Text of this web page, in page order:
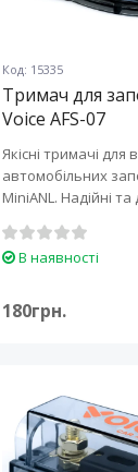
Код: 15335
Тримач для
Voice AFS-07
Якісні тримачі для
автомобільних
MiniANL. Надійні та
В наявності
180грн.